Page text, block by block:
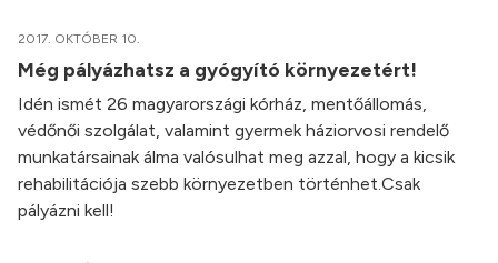
2017. OKTÓBER 10.
Még pályázhatsz a gyógyító környezetért!
Idén ismét 26 magyarországi kórház, mentőállomás,
védőnői szolgálat, valamint gyermek háziorvosi rendelő
munkatársainak álma valósulhat meg azzal, hogy a kicsik
rehabilitációja szebb környezetben történhet.Csak
pályázni kell!